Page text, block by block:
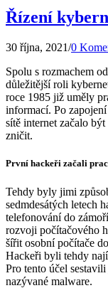
Řízení
30 října, 2021/0
Spolu s rozmachem
důležitější roli
roce 1985 již uměly
informací. Po
sítě internet začalo
zničit.
První hackeři začali
Tehdy byly jimi
sedmdesátých letech
telefonování do
rozvoji počítačového
šířit osobní počítače
Hackeři byli tehdy
Pro tento účel
nazývané malware.